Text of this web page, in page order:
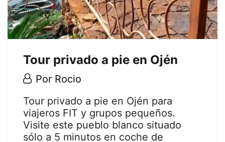
Tour privado a pie en Ojén
30
2020
Por Rocio
Tour
privado
Tour privado a pie en Ojén para
viajeros FIT y grupos pequeños.
Visite este pueblo blanco situado
sólo a 5 minutos en coche de